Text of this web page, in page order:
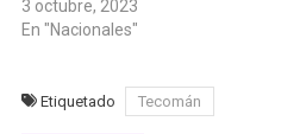
3 octubre, 2023
En "Nacionales"
Etiquetado Tecomán